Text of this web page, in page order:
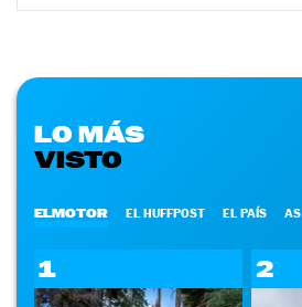
LO MÁS
VISTO
ELMOTOR EL HUFFPOST EL PAÍS AS
1 2